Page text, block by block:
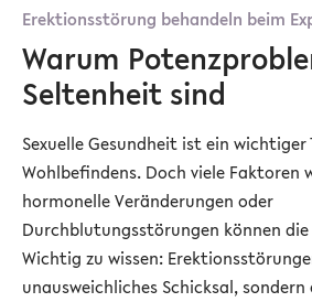
Erektionsstörung behandeln beim
Warum
Seltenheit sind
Sexuelle Gesundheit ist ein wichtiger
Wohlbefindens. Doch viele Faktoren
hormonelle Veränderungen oder
Durchblutungsstörungen können
Wichtig zu wissen:
unausweichliches Schicksal,